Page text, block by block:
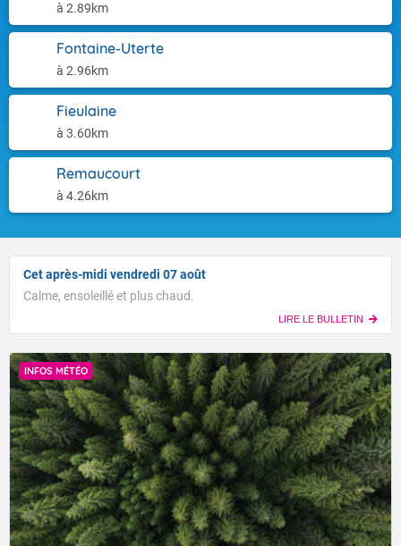
à 2.89km
Fontaine-Uterte
à 2.96km
Fieulaine
à 3.60km
Remaucourt
à 4.26km
Cet après-midi vendredi 07 août
Calme, ensoleillé et plus chaud.
LIRE LE BULLETIN
INFOS MÉTÉO